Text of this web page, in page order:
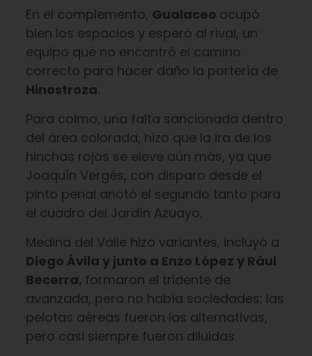
En el complemento, Gualaceo ocupó
bien los espacios y esperó al rival, un
equipo que no encontró el camino
correcto para hacer daño la portería de
Hinostroza.
Para colmo, una falta sancionada dentro
del área colorada, hizo que la ira de los
hinchas rojos se eleve aún más, ya que
Joaquín Vergés, con disparo desde el
pinto penal anotó el segundo tanto para
el cuadro del Jardín Azuayo.
Medina del Valle hizo variantes, incluyó a
Diego Ávila y junto a Enzo López y Rául
Becerra, formaron el tridente de
avanzada, pero no había sociedades; las
pelotas aéreas fueron las alternativas,
pero casi siempre fueron diluidas.